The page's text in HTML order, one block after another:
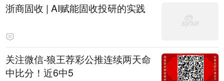
浙商固收 | AI赋能固收投研的实践
关注微信-狼王荐彩公推连续两天命
中比分！近6中5